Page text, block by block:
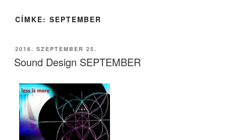
CÍMKE: SEPTEMBER
BEKÜLDVE:
2016. SZEPTEMBER 25.
Sound Design SEPTEMBER